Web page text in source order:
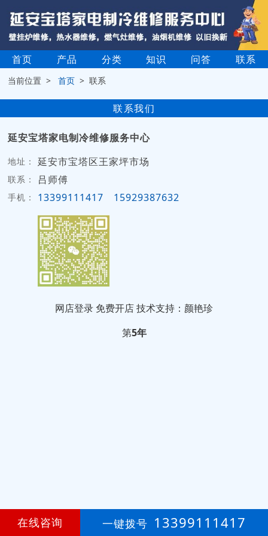
首页 产品 分类 知识 问答 联系
当前位置 >首页 > 联系
联系我们
延安宝塔家电制冷维修服务中心
地址： 延安市宝塔区王家坪市场
联系： 吕师傅
手机： 13399111417 15929387632
网店登录 免费开店技术支持：颜艳珍
第5年
在线咨询 一键拨号 13399111417